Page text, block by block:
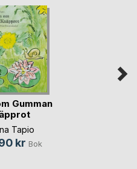
Gumman
Tapio
kr Bok